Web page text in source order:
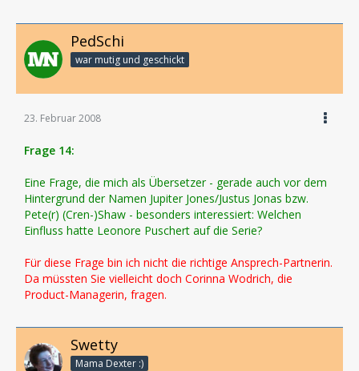
PedSchi
war mutig und geschickt
23. Februar 2008
Frage 14:
Eine Frage, die mich als Übersetzer - gerade auch vor dem
Hintergrund der Namen Jupiter Jones/Justus Jonas bzw.
Pete(r) (Cren-)Shaw - besonders interessiert: Welchen
Einfluss hatte Leonore Puschert auf die Serie?
Für diese Frage bin ich nicht die richtige Ansprech-Partnerin.
Da müssten Sie vielleicht doch Corinna Wodrich, die
Product-Managerin, fragen.
Swetty
Mama Dexter :)